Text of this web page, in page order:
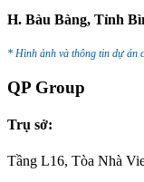
H. Bàu Bàng, Tỉnh
* Hình ảnh và thông tin dự án
QP Group
Trụ sở:
Tầng L16, Tòa Nhà